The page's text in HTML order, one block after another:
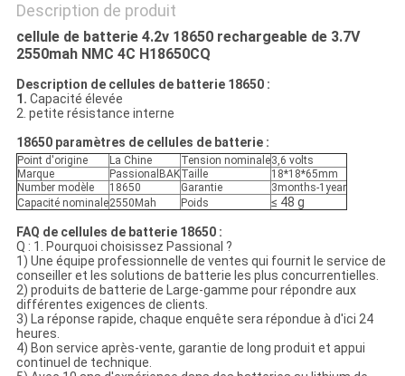
Description de produit
cellule de batterie 4.2v 18650 rechargeable de 3.7V
2550mah NMC 4C H18650CQ
Description de cellules de batterie 18650 :
1. Capacité élevée
2. petite résistance interne
18650 paramètres de cellules de batterie :
Point d'origine La Chine Tension nominale3,6 volts
Marque
PassionalBAKTaille
18*18*65mm
Number modèle
18650 Garantie
3months-1year
Capacité nominale2550Mah Poids ≤ 48 g
FAQ de cellules de batterie 18650 :
Q : 1. Pourquoi choisissez Passional ?
1) Une équipe professionnelle de ventes qui fournit le service de
conseiller et les solutions de batterie les plus concurrentielles.
2) produits de batterie de Large-gamme pour répondre aux
différentes exigences de clients.
3) La réponse rapide, chaque enquête sera répondue à d'ici 24
heures.
4) Bon service après-vente, garantie de long produit et appui
continuel de technique.